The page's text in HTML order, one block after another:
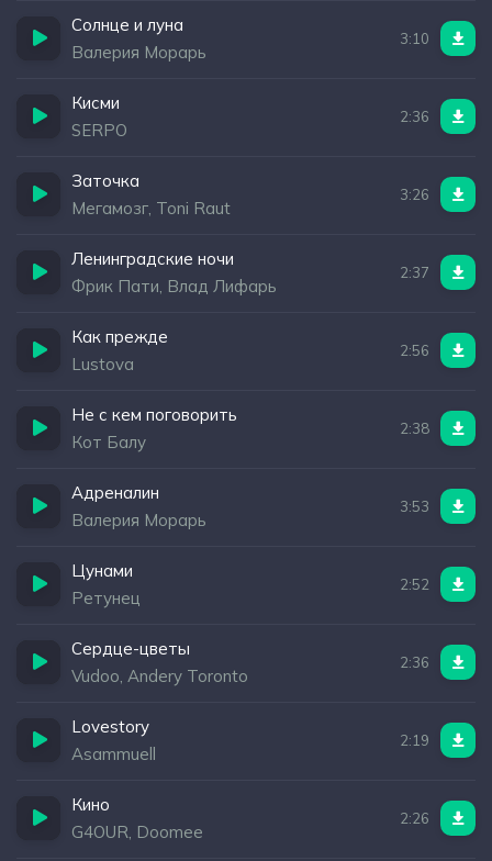
Солнце и луна
Валерия Морарь
3:10
Кисми
SERPO
2:36
Заточка
Мегамозг, Toni Raut
3:26
Ленинградские ночи
Фрик Пати, Влад Лифарь
2:37
Как прежде
Lustova
2:56
Не с кем поговорить
Кот Балу
2:38
Адреналин
Валерия Морарь
3:53
Цунами
Ретунец
2:52
Сердце-цветы
Vudoo, Andery Toronto
2:36
Lovestory
Asammuell
2:19
Кино
G4OUR, Doomee
2:26